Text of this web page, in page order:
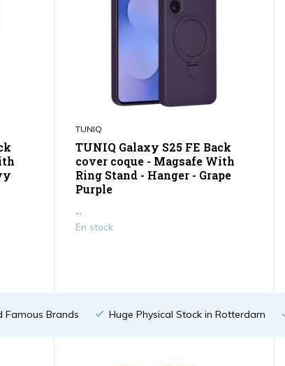
TUNIQ
TUNIQ Galaxy S25 FE Back
cover coque - Magsafe With
Ring Stand - Hanger - Grape
Purple
...
En stock
Famous Brands Huge Physical Stock in Rotterdam